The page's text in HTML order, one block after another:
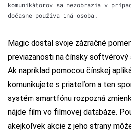
komunikátorov sa nezobrazia v
dočasne používa iná osoba.
Magic dostal svoje zázračné
previazanosti na čínsky softvérový
Ak napríklad pomocou čínskej
komunikujete s priateľom a ten
systém smartfónu rozpozná
nájde film vo filmovej databáze.
akejkoľvek akcie z jeho strany